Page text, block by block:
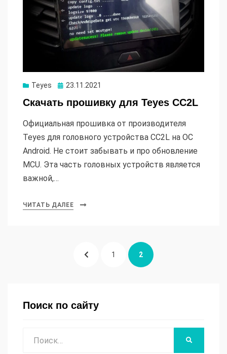
Teyes Опубликовано
23.11.2021
Скачать прошивку для Teyes CC2L
Официальная прошивка от производителя
Teyes для головного устройства CC2L на ОС
Android. Не стоит забывать и про обновление
MCU. Эта часть головных устройств является
важной,…
ЧИТАТЬ ДАЛЕЕ
ПРЕДЫДУЩАЯ
СТРАНИЦА
1 СТРАНИЦА
2
Поиск по сайту